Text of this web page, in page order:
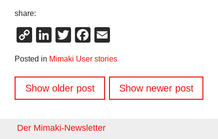
share:
CopyLinkedIn
TwitterFacebook
Posted in Mimaki User stories
Beitragsnavigation
Show older post Show newer post
Der Mimaki-Newsletter